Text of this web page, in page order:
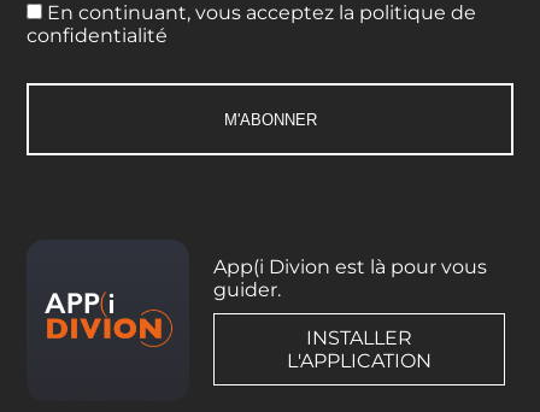
En continuant, vous acceptez la politique de
confidentialité
App(i Divion est là pour vous
guider.
INSTALLER
L'APPLICATION